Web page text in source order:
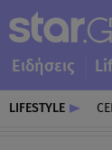
Ειδήσεις
LIFESTYLE